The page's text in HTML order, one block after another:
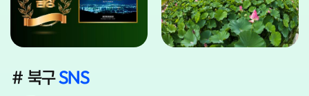
# 북구SNS